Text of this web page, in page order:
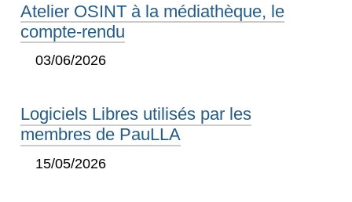
Atelier OSINT à la médiathèque, le
compte-rendu
03/06/2026
Logiciels Libres utilisés par les
membres de PauLLA
15/05/2026